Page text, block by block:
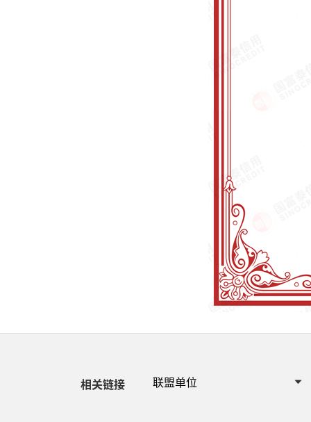
相关链接 联盟单位